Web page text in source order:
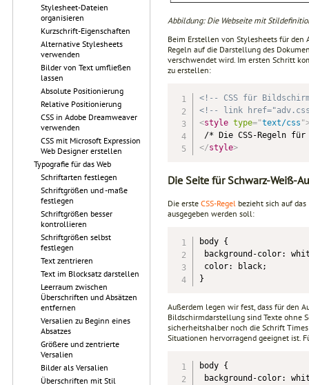
Stylesheet-Dateien
organisieren
Kurzschrift-Eigenschaften
Alternative Stylesheets
verwenden
Bilder von Text umfließen
lassen
Absolute Positionierung
Relative Positionierung
CSS in Adobe Dreamweaver
verwenden
CSS mit Microsoft Expression
Web Designer erstellen
Typografie für das Web
Schriftarten festlegen
Schriftgrößen und -maße
festlegen
Schriftgrößen besser
kontrollieren
Schriftgrößen selbst
festlegen
Text zentrieren
Text im Blocksatz darstellen
Leerraum zwischen
Überschriften und Absätzen
entfernen
Versalien zu Beginn eines
Absatzes
Größere und zentrierte
Versalien
Bilder als Versalien
Überschriften mit Stil
Abbildung: Die Webseite mit
Beim Erstellen von Stylesheets für den
Regeln auf die Darstellung des
verschwendet wird. Im ersten Schritt
zu erstellen:
<!-- CSS für
<!-- link
<style type="text/css "
</style>
Die Seite für Schwarz-Weiß-
Die erste CSS-Regel bezieht sich auf
ausgegeben werden soll:
body {
background-color:
color: black;
}
Außerdem legen wir fest, dass für den
Bildschirmdarstellung sind Texte ohne
sicherheitshalber noch die Schrift
Situationen hervorragend geeignet ist.
body {
background-color: